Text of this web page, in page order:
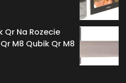
Qr Na Rozecie
M8 Qubik Qr M8